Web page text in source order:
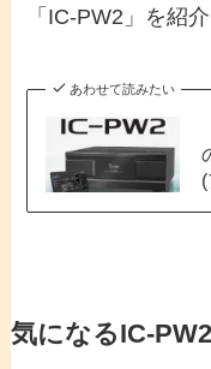
「IC-PW2」を紹
あわせて読みたい
気になるIC-